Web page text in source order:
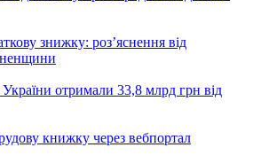
знижку: роз’яснення від
отримали 33,8 млрд грн від
книжку через вебпортал